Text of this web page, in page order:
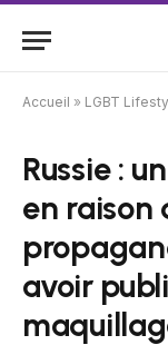
Accueil » LGBT
Russie :
en raison
avoir